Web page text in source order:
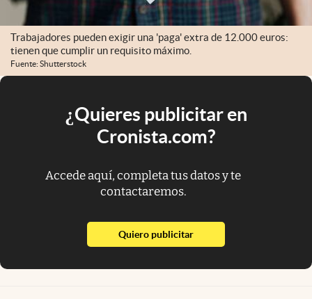
Trabajadores pueden exigir una 'paga' extra de 12.000 euros:
tienen que cumplir un requisito máximo.
Fuente: Shutterstock
¿Quieres publicitar en
Cronista.com?
Accede aquí, completa tus datos y te
contactaremos.
Quiero publicitarabre en nueva pestaña